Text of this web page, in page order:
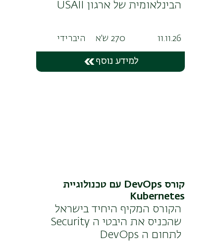
הבינלאומית של ארגון USAII
11.11.26 270 ש'א היברידי
למידע נוסף
קורס DevOps עם טכנולוגיית
Kubernetes
הקורס המקיף היחיד בישראל
שהכניס את היבטי ה Security
לתחום ה DevOps